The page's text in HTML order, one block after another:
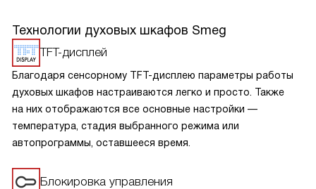
Технологии духовых шкафов Smeg
TFT-дисплей
Благодаря сенсорному TFT-дисплею параметры работы
духовых шкафов настраиваются легко и просто. Также
на них отображаются все основные настройки —
температура, стадия выбранного режима или
автопрограммы, оставшееся время.
Блокировка управления